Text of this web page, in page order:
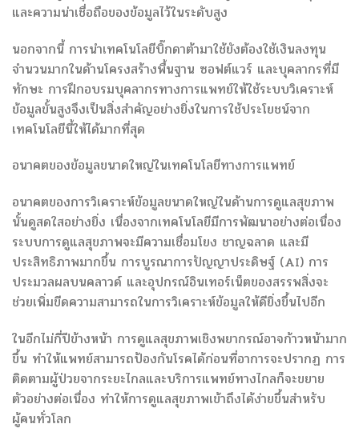
และความน่าเชื่อถือของข้อมูลไว้ในระดับสูง
นอกจากนี้ การนำเทคโนโลยีบิ๊กดาต้ามาใช้ยังต้องใช้เงินลงทุน
จำนวนมากในด้านโครงสร้างพื้นฐาน ซอฟต์แวร์ และบุคลากรที่มี
ทักษะ การฝึกอบรมบุคลากรทางการแพทย์ให้ใช้ระบบวิเคราะห์
ข้อมูลขั้นสูงจึงเป็นสิ่งสำคัญอย่างยิ่งในการใช้ประโยชน์จาก
เทคโนโลยีนี้ให้ได้มากที่สุด
อนาคตของข้อมูลขนาดใหญ่ในเทคโนโลยีทางการแพทย์
อนาคตของการวิเคราะห์ข้อมูลขนาดใหญ่ในด้านการดูแลสุขภาพ
นั้นดูสดใสอย่างยิ่ง เนื่องจากเทคโนโลยีมีการพัฒนาอย่างต่อเนื่อง
ระบบการดูแลสุขภาพจะมีความเชื่อมโยง ชาญฉลาด และมี
ประสิทธิภาพมากขึ้น การบูรณาการปัญญาประดิษฐ์ (AI) การ
ประมวลผลบนคลาวด์ และอุปกรณ์อินเทอร์เน็ตของสรรพสิ่งจะ
ช่วยเพิ่มขีดความสามารถในการวิเคราะห์ข้อมูลให้ดียิ่งขึ้นไปอีก
ในอีกไม่กี่ปีข้างหน้า การดูแลสุขภาพเชิงพยากรณ์อาจก้าวหน้ามาก
ขึ้น ทำให้แพทย์สามารถป้องกันโรคได้ก่อนที่อาการจะปรากฏ การ
ติดตามผู้ป่วยจากระยะไกลและบริการแพทย์ทางไกลก็จะขยาย
ตัวอย่างต่อเนื่อง ทำให้การดูแลสุขภาพเข้าถึงได้ง่ายขึ้นสำหรับ
ผู้คนทั่วโลก